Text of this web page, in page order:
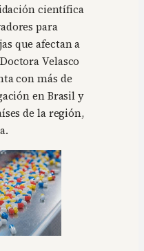
científica
para
que afectan a
Velasco
con más de
en Brasil y
de la región,